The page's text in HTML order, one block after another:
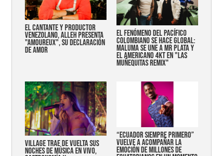
EL CANTANTE Y PRODUCTOR
VENEZOLANO, ALLEH PRESENTA
"AMOUREUX", SU DECLARACIÓN
DE AMOR
EL FENÓMENO DEL PACÍFICO
COLOMBIANO SE HACE GLOBAL:
MALUMA SE UNE A MR PLATA Y
EL AMERICANO 4KT EN "LAS
MUÑEQUITAS REMIX"
Village trae de vuelta sus
noches de música en vivo,
“Ecuador siempre primero”
vuelve a acompañar la
emoción de millones de